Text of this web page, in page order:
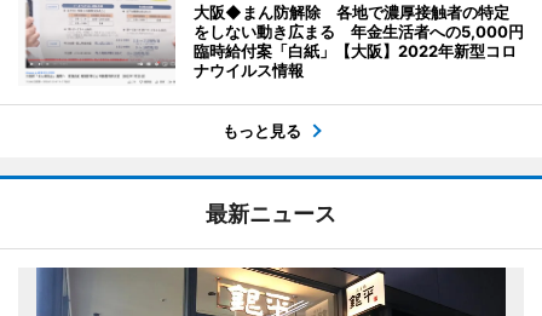
大阪◆まん防解除 各地で濃厚接触者の特定
をしない動き広まる 年金生活者への5,000円
臨時給付案「白紙」【大阪】2022年新型コロ
ナウイルス情報
もっと見る
最新ニュース